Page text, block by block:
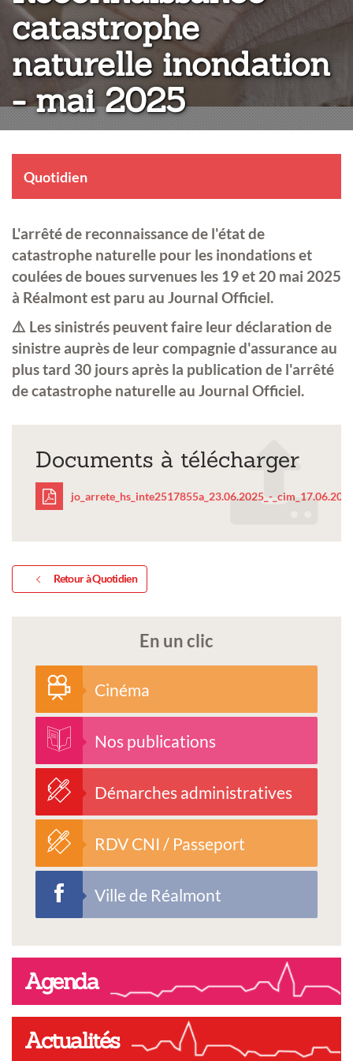
catastrophe
naturelle inondation
- mai 2025
Quotidien
L'arrêté de reconnaissance de l'état de
catastrophe naturelle pour les inondations et
coulées de boues survenues les 19 et 20 mai 2025
à Réalmont est paru au Journal Officiel.
⚠️ Les sinistrés peuvent faire leur déclaration de
sinistre auprès de leur compagnie d'assurance au
plus tard 30 jours après la publication de l'arrêté
de catastrophe naturelle au Journal Officiel.
Documents à télécharger
_cim_17.06.2025-
1.pdf
jo_arrete_hs_inte2517855a_23.06.2025_-
Retour à Quotidien
En un clic
Cinéma
Nos publications
Démarches administratives
RDV CNI / Passeport
Ville de Réalmont
Agenda
Actualités